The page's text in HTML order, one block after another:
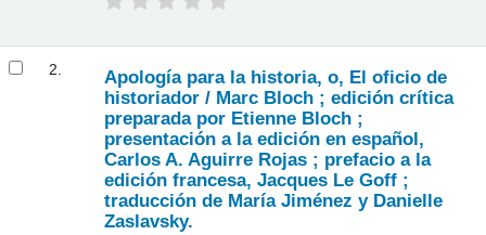
2.
Apología para la historia, o, El oficio de
historiador / Marc Bloch ; edición crítica
preparada por Etienne Bloch ;
presentación a la edición en español,
Carlos A. Aguirre Rojas ; prefacio a la
edición francesa, Jacques Le Goff ;
traducción de María Jiménez y Danielle
Zaslavsky.